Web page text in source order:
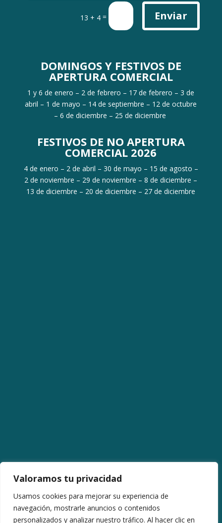
Valoramos tu privacidad
Usamos cookies para mejorar su experiencia de
navegación, mostrarle anuncios o contenidos
personalizados y analizar nuestro tráfico. Al hacer clic en
13 + 4 = Enviar
DOMINGOS Y FESTIVOS DE
APERTURA COMERCIAL
1 y 6 de enero – 2 de febrero – 17 de febrero – 3 de
abril – 1 de mayo – 14 de septiembre – 12 de octubre
– 6 de diciembre – 25 de diciembre
FESTIVOS DE NO APERTURA
COMERCIAL 2026
4 de enero – 2 de abril – 30 de mayo – 15 de agosto –
2 de noviembre – 29 de noviembre – 8 de diciembre –
13 de diciembre – 20 de diciembre – 27 de diciembre
Avenida La Libertad (12,11 km).